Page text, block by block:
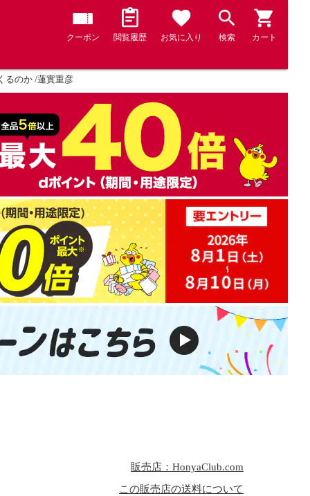
クーポン 閲覧履歴 お気に入り 検索 カート
るのか /蓮實重彦
販売店：HonyaClub.com
この販売店の送料について